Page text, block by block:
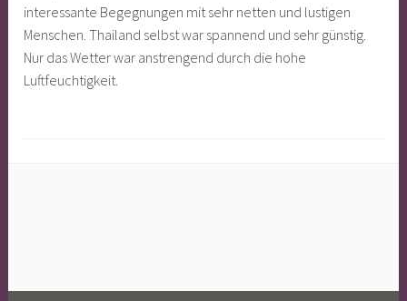
interessante Begegnungen mit sehr netten und lustigen
Menschen. Thailand selbst war spannend und sehr günstig.
Nur das Wetter war anstrengend durch die hohe
Luftfeuchtigkeit.